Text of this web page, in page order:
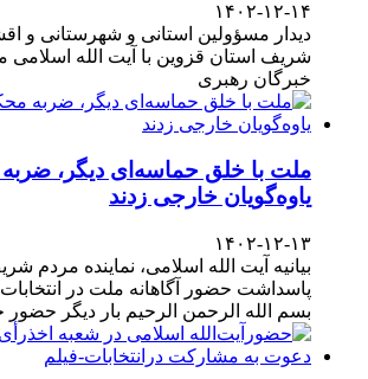
۱۴۰۲-۱۲-۱۴
دیدار مسؤولین استانی و شهرستانی و
شریف استان قزوین با آیت الله
خبرگان رهبری
ملت با خلق حماسه‌ای دیگر،
یاوه‌گویان خارجی زدند
۱۴۰۲-۱۲-۱۳
بیانیه آیت الله اسلامی، نماینده مردم
بسم الله الرحمن الرحیم بار دیگر